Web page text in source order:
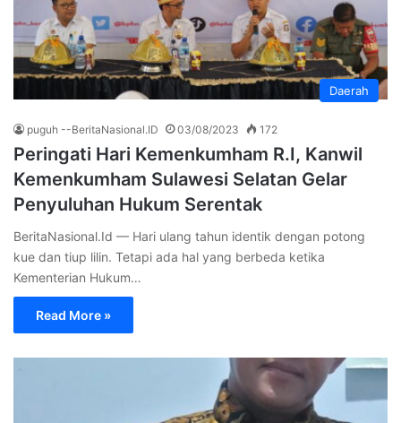
Daerah
puguh --BeritaNasional.ID 03/08/2023 172
Peringati Hari Kemenkumham R.I, Kanwil
Kemenkumham Sulawesi Selatan Gelar
Penyuluhan Hukum Serentak
BeritaNasional.Id — Hari ulang tahun identik dengan potong
kue dan tiup lilin. Tetapi ada hal yang berbeda ketika
Kementerian Hukum…
Read More »